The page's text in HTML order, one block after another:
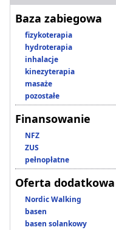
Baza zabiegowa
fizykoterapia
hydroterapia
inhalacje
kinezyterapia
masaże
pozostałe
Finansowanie
NFZ
ZUS
pełnopłatne
Oferta
Nordic Walking
basen
basen solankowy